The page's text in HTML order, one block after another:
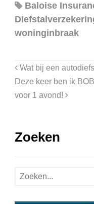
Baloise
woninginbraak
Wat bij een
Deze keer ben ik
voor 1 avond!
Zoeken